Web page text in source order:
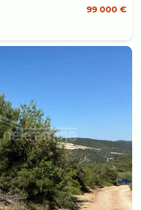
99 000 €